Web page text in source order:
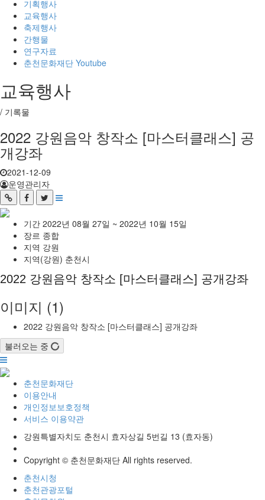
기획행사
교육행사
축제행사
간행물
연구자료
춘천문화재단 Youtube
교육행사
/ 기록물
2022 강원음악 창작소 [마스터클래스] 공
개강좌
2021-12-09
운영관리자
기간 2022년 08월 27일 ~ 2022년 10월 15일
장르 종합
지역 강원
지역(강원) 춘천시
2022 강원음악 창작소 [마스터클래스] 공개강좌
이미지 (1)
2022 강원음악 창작소 [마스터클래스] 공개강좌
불러오는 중
춘천문화재단
이용안내
개인정보보호정책
서비스 이용약관
강원특별자치도 춘천시 효자상길 5번길 13 (효자동)
Copyright © 춘천문화재단 All rights reserved.
춘천시청
춘천관광포털